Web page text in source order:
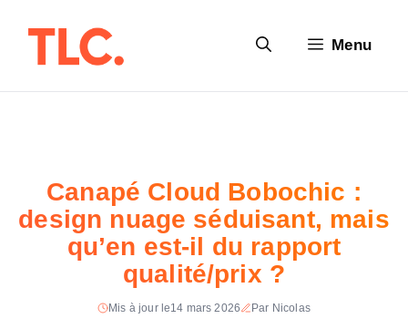
Menu
Canapé Cloud Bobochic :
design nuage séduisant, mais
qu’en est-il du rapport
qualité/prix ?
Mis à jour le14 mars 2026 Par Nicolas